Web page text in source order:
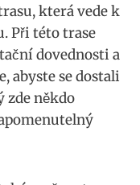
která vede k
Při této trase
dovednosti a
abyste se dostali
zde někdo